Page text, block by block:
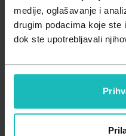
medije, oglašavanje i
drugim podacima koje ste
dok ste upotrebljavali
Zdravlje muškarca
Zdravlje žene
Minerali
Probiotici i prebiotici